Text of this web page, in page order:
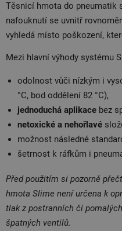
Těsnicí hmota do pneumatik
nafouknutí se uvnitř
vyhledá místo poškození,
Mezi hlavní výhody systému
odolnost vůči nízkým i
°C, bod oddělení 82 °C),
jednoduchá aplikace bez
netoxické a nehořlavé
možnost následné
šetrnost k ráfkům i
Před použitím si pozorně
hmota Slime není určena k
tlak z postranních či
špatných ventilů.